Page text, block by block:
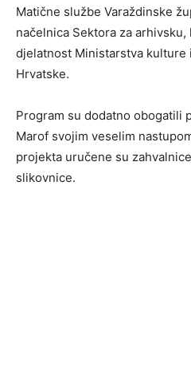
Matične službe Varaždinske
načelnica Sektora za
djelatnost Ministarstva kulture
Hrvatske.
Program su dodatno obogatili
Marof svojim veselim
projekta uručene su
slikovnice.